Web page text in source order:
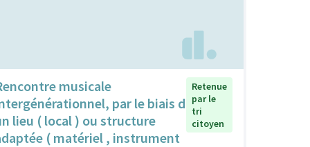
musicale
par le biais d
lieu ( local ) ou structure
( matériel , instrument
Retenue
par le
tri
citoyen